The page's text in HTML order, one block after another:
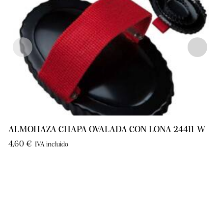
ALMOHAZA CHAPA OVALADA CON LONA 24411-W
4,60 € IVA incluido